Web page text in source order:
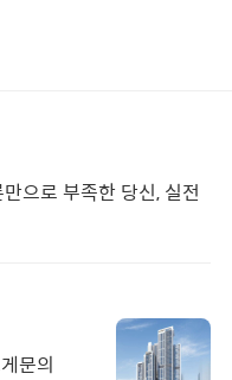
으로 부족한 당신, 실전
문의